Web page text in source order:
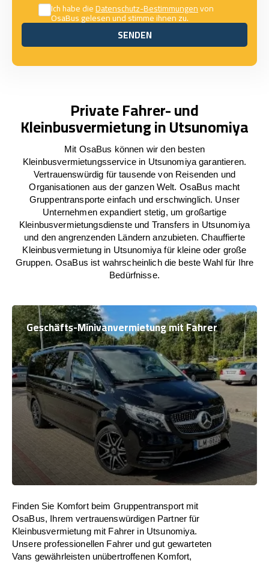
Ich habe dieDatenschutz-Bestimmungenvon
OsaBus gelesen und stimme ihnen zu.
SENDEN
SENDEN
Private Fahrer- und
Kleinbusvermietung in Utsunomiya
Mit OsaBus können wir den besten
Kleinbusvermietungsservice in Utsunomiya garantieren.
Vertrauenswürdig für tausende von Reisenden und
Organisationen aus der ganzen Welt. OsaBus macht
Gruppentransporte einfach und erschwinglich. Unser
Unternehmen expandiert stetig, um großartige
Kleinbusvermietungsdienste und Transfers in Utsunomiya
und den angrenzenden Ländern anzubieten. Chauffierte
Kleinbusvermietung in Utsunomiya für kleine oder große
Gruppen. OsaBus ist wahrscheinlich die beste Wahl für Ihre
Bedürfnisse.
Geschäfts-Minivanvermietung mit Fahrer
Finden Sie Komfort beim Gruppentransport mit
OsaBus, Ihrem vertrauenswürdigen Partner für
Kleinbusvermietung mit Fahrer in Utsunomiya.
Unsere professionellen Fahrer und gut gewarteten
Vans gewährleisten unübertroffenen Komfort,